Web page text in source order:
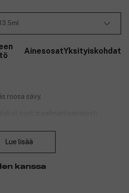
AinesosatYksityiskohdat
roosa sävy.
mikä osoittaa, että muoti
helposti, ja sävyvaihtoehtoja on
Lue lisää
kanssa